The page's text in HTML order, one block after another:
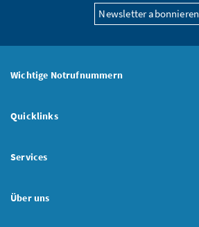
Newsletter abonnieren
Wichtige Notrufnummern
Quicklinks
Services
Über uns